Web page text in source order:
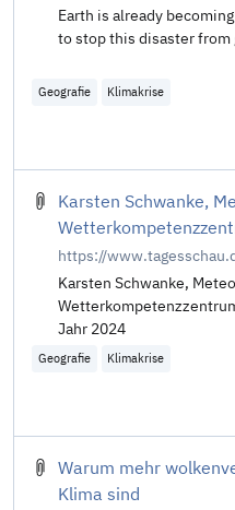
Earth is already
to stop this disaster from
Geografie Klimakrise
Karsten Schwanke,
Wetterextreme im
Karsten Schwanke,
Jahr 2024
Geografie Klimakrise
Warum mehr
Klima sind